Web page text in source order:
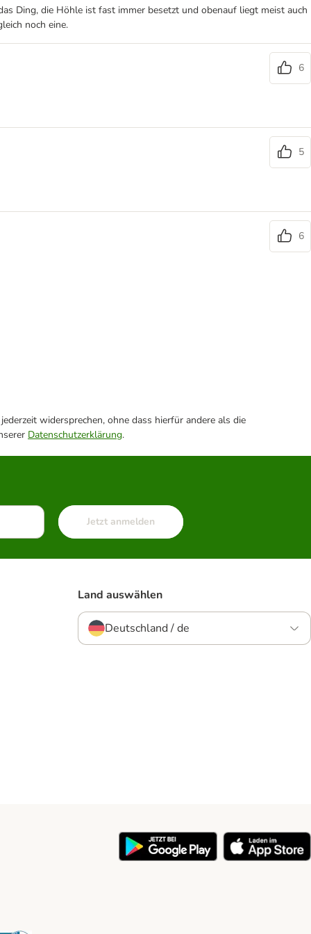
Ding, die Höhle ist fast immer besetzt und obenauf liegt meist auch
noch eine.
6
5
6
widersprechen, ohne dass hierfür andere als die
Datenschutzerklärung.
Jetzt anmelden
Land auswählen
Deutschland / de